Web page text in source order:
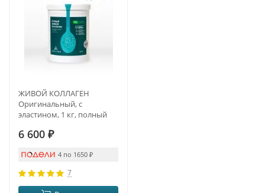
ЖИВОЙ КОЛЛАГЕН
Оригинальный, с
эластином, 1 кг, полный
6 600 ₽
4 по 1650 ₽
7